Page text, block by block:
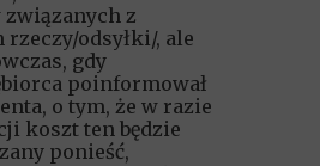
z
odsyłki/, ale
gdy
poinformował
o tym, że w razie
koszt ten będzie
ponieść,